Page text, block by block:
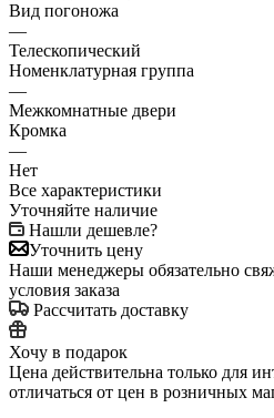
Вид погоножа
—
Телескопический
Номенклатурная группа
—
Межкомнатные двери
Кромка
—
Нет
Все характеристики
Уточняйте наличие
Нашли дешевле?
Уточнить цену
Наши менеджеры обязательно
условия заказа
Рассчитать доставку
Хочу в подарок
Цена действительна только для
отличаться от цен в розничных